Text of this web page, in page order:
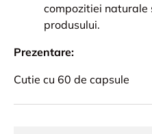
compozitiei
produsului.
Prezentare:
Cutie cu 60 de capsule